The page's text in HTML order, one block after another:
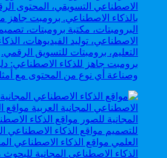
برومبت جاهز للذكاء الاصطناعي:
وصناعة أي نوع من المحتوى مع